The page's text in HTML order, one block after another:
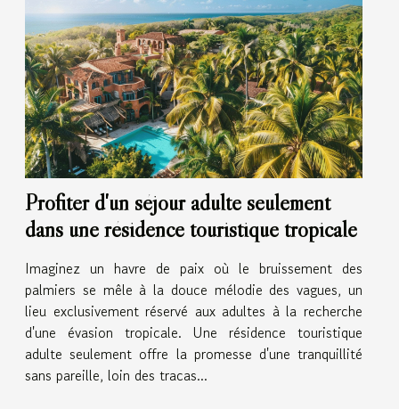
Profiter d'un séjour adulte seulement
dans une résidence touristique tropicale
Imaginez un havre de paix où le bruissement des
palmiers se mêle à la douce mélodie des vagues, un
lieu exclusivement réservé aux adultes à la recherche
d'une évasion tropicale. Une résidence touristique
adulte seulement offre la promesse d'une tranquillité
sans pareille, loin des tracas...